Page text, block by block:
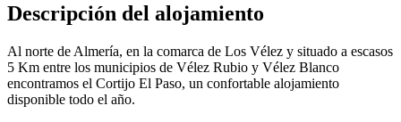
Descripción del alojamiento
Al norte de Almería, en la comarca de Los Vélez y situado a escasos
5 Km entre los municipios de Vélez Rubio y Vélez Blanco
encontramos el Cortijo El Paso, un confortable alojamiento
disponible todo el año.